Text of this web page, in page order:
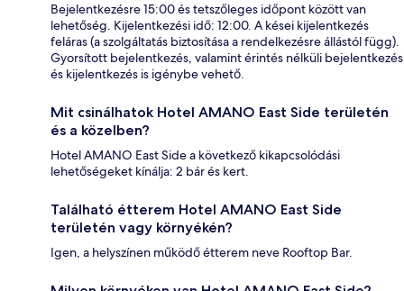
Bejelentkezésre 15:00 és tetszőleges időpont között van
lehetőség. Kijelentkezési idő: 12:00. A kései kijelentkezés
feláras (a szolgáltatás biztosítása a rendelkezésre állástól függ).
Gyorsított bejelentkezés, valamint érintés nélküli bejelentkezés
és kijelentkezés is igénybe vehető.
Mit csinálhatok Hotel AMANO East Side területén
és a közelben?
Hotel AMANO East Side a következő kikapcsolódási
lehetőségeket kínálja: 2 bár és kert.
Található étterem Hotel AMANO East Side
területén vagy környékén?
Igen, a helyszínen működő étterem neve Rooftop Bar.